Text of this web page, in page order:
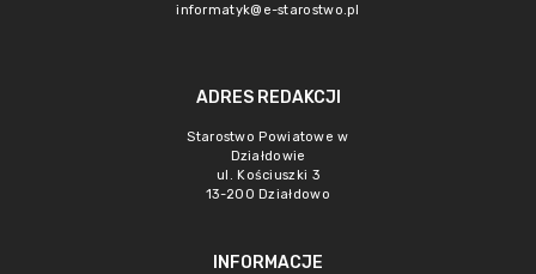
informatyk@e-starostwo.pl
ADRES REDAKCJI
Starostwo Powiatowe w
Działdowie
ul. Kościuszki 3
13-200 Działdowo
INFORMACJE